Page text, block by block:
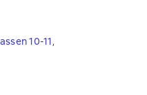
10-11,